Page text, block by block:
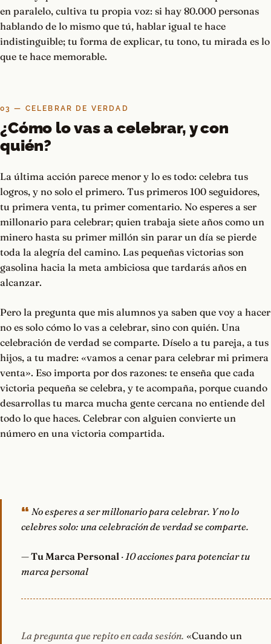
en paralelo, cultiva tu propia voz: si hay 80.000 personas
hablando de lo mismo que tú, hablar igual te hace
indistinguible; tu forma de explicar, tu tono, tu mirada es lo
que te hace memorable.
03 — CELEBRAR DE VERDAD
¿Cómo lo vas a celebrar, y con
quién?
La última acción parece menor y lo es todo: celebra tus
logros, y no solo el primero. Tus primeros 100 seguidores,
tu primera venta, tu primer comentario. No esperes a ser
millonario para celebrar; quien trabaja siete años como un
minero hasta su primer millón sin parar un día se pierde
toda la alegría del camino. Las pequeñas victorias son
gasolina hacia la meta ambiciosa que tardarás años en
alcanzar.
Pero la pregunta que mis alumnos ya saben que voy a hacer
no es solo cómo lo vas a celebrar, sino con quién. Una
celebración de verdad se comparte. Díselo a tu pareja, a tus
hijos, a tu madre: «vamos a cenar para celebrar mi primera
venta». Eso importa por dos razones: te enseña que cada
victoria pequeña se celebra, y te acompaña, porque cuando
desarrollas tu marca mucha gente cercana no entiende del
todo lo que haces. Celebrar con alguien convierte un
número en una victoria compartida.
No esperes a ser millonario para celebrar. Y no lo
celebres solo: una celebración de verdad se comparte.
—Tu Marca Personal · 10 acciones para potenciar tu
marca personal
La pregunta que repito en cada sesión. «Cuando un